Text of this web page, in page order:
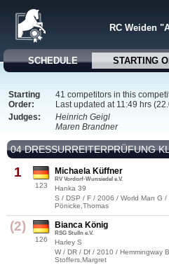
RC Weiden
SCHEDULE STARTING
Starting
Order:
41 competitors in this
Last updated at 11:49 hrs
Judges:
Heinrich Geigl
Maren Brandner
04 DRESSURREITERPRÜFUNG
1
123
Michaela Küffner
RV Vordorf-Wunsiedel e.V.
Hanka 39
S / DSP / F / 2006 / World Man G
Pönicke,Thomas
(2)
126
Bianca König
RSG Stulln e.V.
Harley S
W / DR / Df / 2010 / Hemmingway
Stoffers,Margret